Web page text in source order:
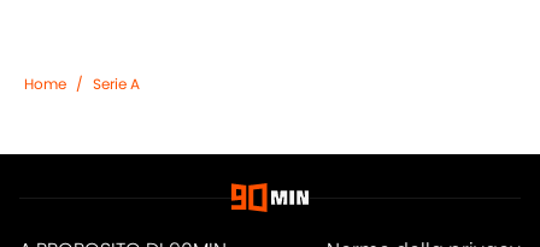
Home / Serie A